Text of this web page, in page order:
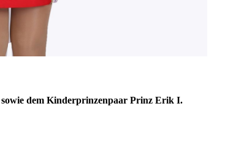
sowie dem Kinderprinzenpaar Prinz Erik I.